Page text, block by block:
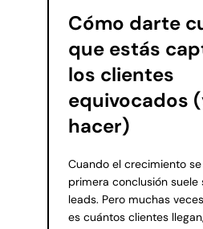
Cómo darte
que estás
los clientes
equivocados
hacer)
Cuando el crecimiento
primera conclusión
leads. Pero muchas
es cuántos clientes